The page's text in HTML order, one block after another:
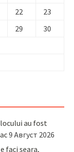
22
23
29
30
au fost
9 Август 2026
faci seara,